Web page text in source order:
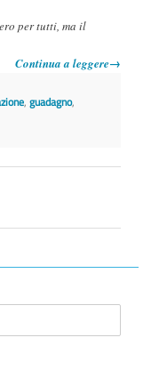
per tutti, ma il
Continua a leggere→
,guadagno,